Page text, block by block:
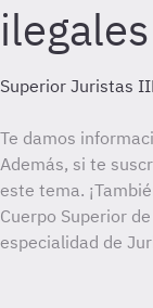
Superior Juristas
Te damos
Además, si te
este tema.
Cuerpo Superior
especialidad de